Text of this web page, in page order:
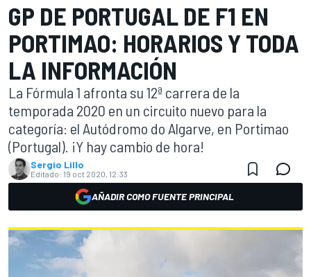
GP DE PORTUGAL DE F1 EN
PORTIMAO: HORARIOS Y TODA
LA INFORMACIÓN
La Fórmula 1 afronta su 12ª carrera de la
temporada 2020 en un circuito nuevo para la
categoría: el Autódromo do Algarve, en Portimao
(Portugal). ¡Y hay cambio de hora!
Sergio Lillo
Editado: 19 oct 2020, 12:33
AÑADIR COMO FUENTE PRINCIPAL